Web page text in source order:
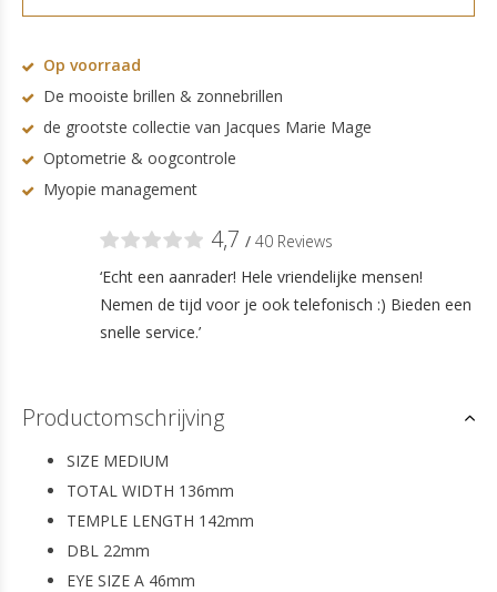
Op voorraad
De mooiste brillen & zonnebrillen
de grootste collectie van Jacques Marie Mage
Optometrie & oogcontrole
Myopie management
4,7 / 40 Reviews
‘Echt een aanrader! Hele vriendelijke mensen!
Nemen de tijd voor je ook telefonisch :) Bieden een
snelle service.’
Productomschrijving
SIZE MEDIUM
TOTAL WIDTH 136mm
TEMPLE LENGTH 142mm
DBL 22mm
EYE SIZE A 46mm